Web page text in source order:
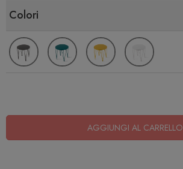
Colori
AGGIUNGI AL CARRELLO